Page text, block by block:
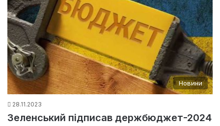
Новини
28.11.2023
Зеленський підписав держбюджет-2024